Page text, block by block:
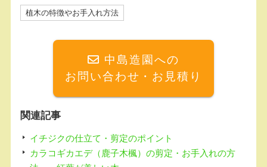
c
k
e
植木の特徴やお手入れ方法
中島造園への
お問い合わせ・お見積り
関連記事
イチジクの仕立て・剪定のポイント
カラコギカエデ（鹿子木楓）の剪定・お手入れの方